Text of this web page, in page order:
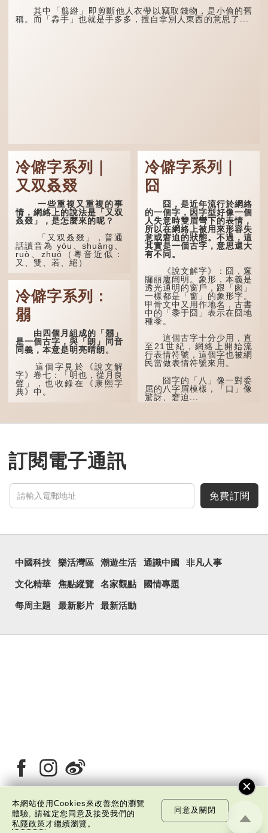
「荊揚」指...
其中「翦綹」即剪斷他人衣帶以竊取錢物，是小偷的舊
稱。而「掱手」也就是手多多，擅自拿別人東西的意思了...
冷僻字系列｜
又双叒叕
一些重複又重複的事
情，網絡上的說法是「又双
叒叕」，是怎麼來的呢？
「又双叒叕」，普通
話讀音為 yòu、shuāng、
ruò、zhuó（粵音近似：
又、雙、若、絕）
「又」和「双」比較
易理解，前者表示再次，後
者表示一對，兩個「又」便
是「双」。
「叒」（音：若）原是
古代神話中的樹木名
稱。 《說文解字·叒部》：
「叒，日初出東方湯谷所登
榑桑，叒木也。」
「叕...
冷僻字系列：
朤
由四個月組成的「朤」
是一個古字，與「朗」同音
同義，本意是明亮晴朗。
這個字見於《說文解
字》卷七：「明也，從月良
聲」，也收錄在《康熙字
典》中。
「朤朤乾坤，捨我其
宙等，形容政治清明，天下
太平！
飛。」也是指天清氣明，鳥
兒可高飛。
「朤朤脆脆」就是形容
冷僻字系列｜
囧
囧，是近年流行於網絡
的一個字，因字型好像一個
人失意時雙眉彎下的表情，
所以在網絡上被用來形容失
意或窘迫的狀態。不過，這
其實是一個古字，意思還大
有不同。
《說文解字》：囧，窻
牖丽廔闿明。象形，本義是
透光通明的窗戶，跟「囪」
一樣都是「窗」的象形字。
甲骨文中又用作地名，古書
中的「黍于囧」表示在囧地
種黍。
這個古字十分少用，直
至21世紀，網絡上開始流
行表情符號，這個字也被網
民當做表情符號來用。
囧字的「八」像一對委
屈的八字眉模樣，「口」像
驚訝、窘迫...
訂閱電子通訊
免費訂閱
中國科技 樂活灣區 潮遊生活 通識中國 非凡人事
文化精華 焦點縱覽 名家觀點 國情專題
每周主題 最新影片 最新活動
關於我們 版權告示 私隱政策聲明 免責聲明
本網站使用Cookies來改善您的瀏覽
體驗, 請確定您同意及接受我們的
私隱政策才繼續瀏覽。
同意及關閉